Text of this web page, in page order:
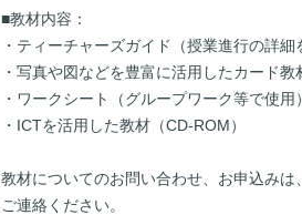
■教材内容：
・ティーチャーズガイド（授業進行の詳細
・写真や図などを豊富に活用したカード教
・ワークシート（グループワーク等で使用）
・ICTを活用した教材（CD-ROM）
教材についてのお問い合わせ、お申込み
ご連絡ください。